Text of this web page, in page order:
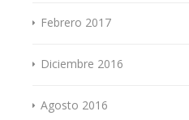
Febrero 2017
Diciembre 2016
Agosto 2016